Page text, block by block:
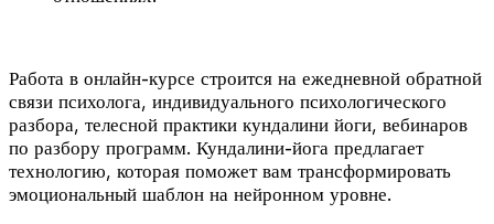
Работа в онлайн-курсе строится на ежедневной обратной
связи психолога, индивидуального психологического
разбора, телесной практики кундалини йоги, вебинаров
по разбору программ. Кундалини-йога предлагает
технологию, которая поможет вам трансформировать
эмоциональный шаблон на нейронном уровне.